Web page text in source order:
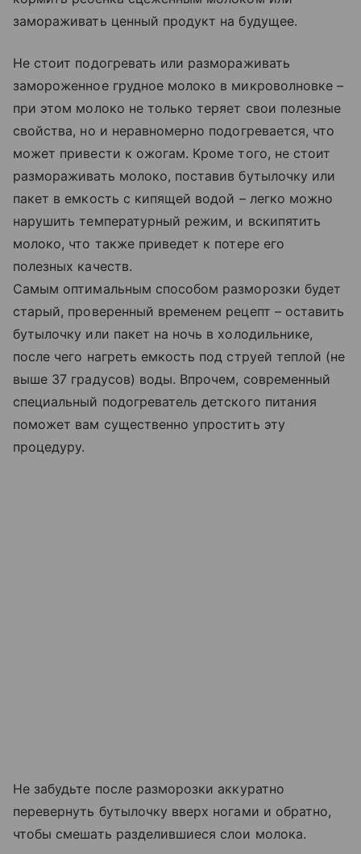
замораживать ценный продукт на будущее.
Не стоит подогревать или размораживать
замороженное грудное молоко в микроволновке –
при этом молоко не только теряет свои полезные
свойства, но и неравномерно подогревается, что
может привести к ожогам. Кроме того, не стоит
размораживать молоко, поставив бутылочку или
пакет в емкость с кипящей водой – легко можно
нарушить температурный режим, и вскипятить
молоко, что также приведет к потере его
полезных качеств.
Самым оптимальным способом разморозки будет
старый, проверенный временем рецепт – оставить
бутылочку или пакет на ночь в холодильнике,
после чего нагреть емкость под струей теплой (не
выше 37 градусов) воды. Впрочем, современный
специальный подогреватель детского питания
поможет вам существенно упростить эту
процедуру.
Не забудьте после разморозки аккуратно
перевернуть бутылочку вверх ногами и обратно,
чтобы смешать разделившиеся слои молока.